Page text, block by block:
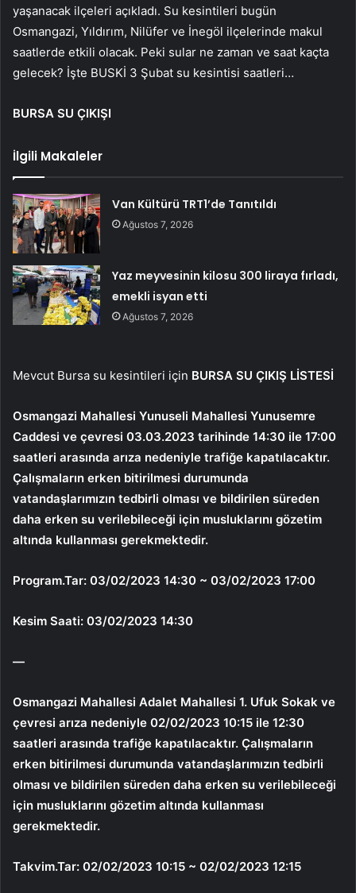
yaşanacak ilçeleri açıkladı. Su kesintileri bugün
Osmangazi, Yıldırım, Nilüfer ve İnegöl ilçelerinde makul
saatlerde etkili olacak. Peki sular ne zaman ve saat kaçta
gelecek? İşte BUSKİ 3 Şubat su kesintisi saatleri…
BURSA SU ÇIKIŞI
İlgili Makaleler
Van Kültürü TRT1’de Tanıtıldı
Ağustos 7, 2026
Yaz meyvesinin kilosu 300 liraya fırladı,
emekli isyan etti
Ağustos 7, 2026
Mevcut Bursa su kesintileri için BURSA SU ÇIKIŞ LİSTESİ
Osmangazi Mahallesi Yunuseli Mahallesi Yunusemre
Caddesi ve çevresi 03.03.2023 tarihinde 14:30 ile 17:00
saatleri arasında arıza nedeniyle trafiğe kapatılacaktır.
Çalışmaların erken bitirilmesi durumunda
vatandaşlarımızın tedbirli olması ve bildirilen süreden
daha erken su verilebileceği için musluklarını gözetim
altında kullanması gerekmektedir.
Program.Tar: 03/02/2023 14:30 ~ 03/02/2023 17:00
Kesim Saati: 03/02/2023 14:30
—
Osmangazi Mahallesi Adalet Mahallesi 1. Ufuk Sokak ve
çevresi arıza nedeniyle 02/02/2023 10:15 ile 12:30
saatleri arasında trafiğe kapatılacaktır. Çalışmaların
erken bitirilmesi durumunda vatandaşlarımızın tedbirli
olması ve bildirilen süreden daha erken su verilebileceği
için musluklarını gözetim altında kullanması
gerekmektedir.
Takvim.Tar: 02/02/2023 10:15 ~ 02/02/2023 12:15